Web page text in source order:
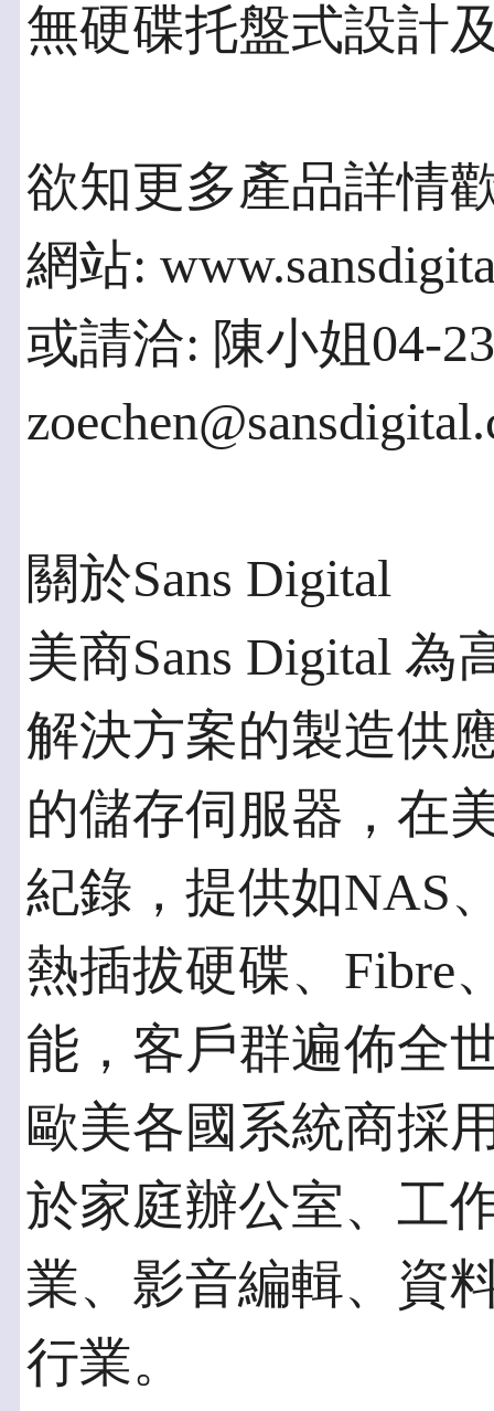
無硬碟托盤式設計
欲知更多產品詳情
網站:
或請洽: 陳小姐04-
關於Sans Digital
美商Sans Digital
解決方案的製造供
的儲存伺服器，在
紀錄，提供如NAS
熱插拔硬碟、Fibre
能，客戶群遍佈全
歐美各國系統商採
於家庭辦公室、工
業、影音編輯、資
行業。